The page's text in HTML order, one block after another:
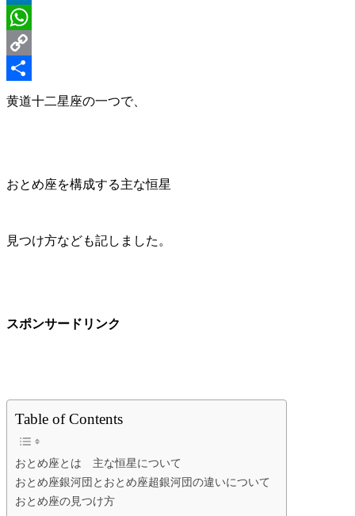
LinkedIn
WhatsApp
Copy
Link
Share
黄道十二星座の一つで、
おとめ座を構成する主な恒星
見つけ方なども記しました。
スポンサードリンク
Table of Contents
おとめ座とは 主な恒星について
おとめ座銀河団とおとめ座超銀河団の違いについて
おとめ座の見つけ方